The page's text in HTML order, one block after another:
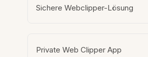
Sichere Webclipper-Lösung
Private Web Clipper App